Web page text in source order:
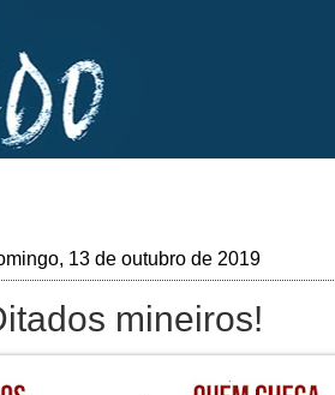
13 de outubro de 2019
mineiros!